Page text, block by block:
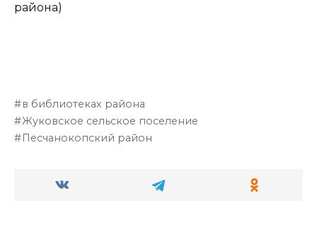
района)
в библиотеках района
Жуковское сельское поселение
Песчанокопский район